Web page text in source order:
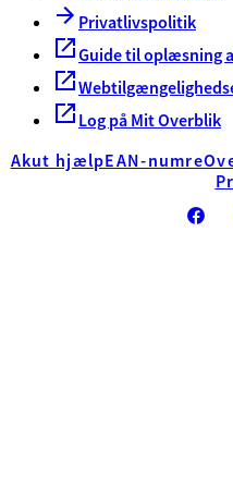
Privatlivspolitik
Guide til oplæsning
Log på Mit Overblik
Akut hjælpEAN-numre